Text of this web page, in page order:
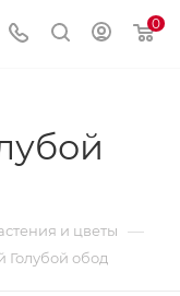
0
и цветы —
Голубой обод